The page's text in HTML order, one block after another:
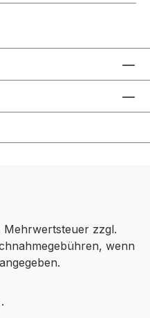
Mehrwertsteuer zzgl.
wenn